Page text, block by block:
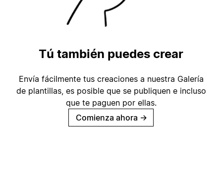
Tú también puedes crear
Envía fácilmente tus creaciones a nuestra Galería
de plantillas, es posible que se publiquen e incluso
que te paguen por ellas.
Comienza ahora →